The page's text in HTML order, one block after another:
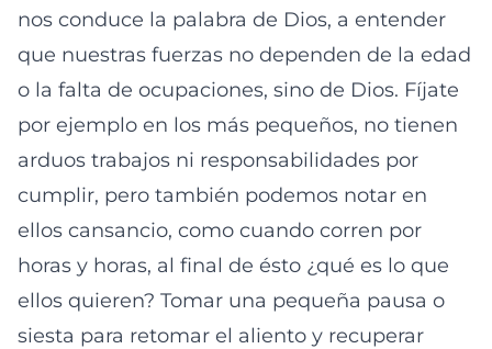
nos conduce la palabra de Dios, a entender
que nuestras fuerzas no dependen de la edad
o la falta de ocupaciones, sino de Dios. Fíjate
por ejemplo en los más pequeños, no tienen
arduos trabajos ni responsabilidades por
cumplir, pero también podemos notar en
ellos cansancio, como cuando corren por
horas y horas, al final de ésto ¿qué es lo que
ellos quieren? Tomar una pequeña pausa o
siesta para retomar el aliento y recuperar